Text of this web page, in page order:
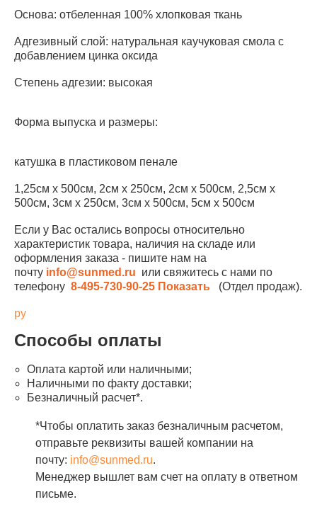
Основа: отбеленная 100% хлопковая ткань
Адгезивный слой: натуральная каучуковая смола с
добавлением цинка оксида
Степень адгезии: высокая
Форма выпуска и размеры:
катушка в пластиковом пенале
1,25см х 500см, 2см х 250см, 2см х 500см, 2,5см х
500см, 3см х 250см, 3см х 500см, 5см х 500см
Если у Вас остались вопросы относительно
характеристик товара, наличия на складе или
оформления заказа - пишите нам на
почту info@sunmed.ru или свяжитесь с нами по
телефону 8-495-730-90-25 Показать (Отдел продаж).
ру
Способы оплаты
Оплата картой или наличными;
Наличными по факту доставки;
Безналичный расчет*.
*Чтобы оплатить заказ безналичным расчетом,
отправьте реквизиты вашей компании на
почту: info@sunmed.ru.
Менеджер вышлет вам счет на оплату в ответном
письме.